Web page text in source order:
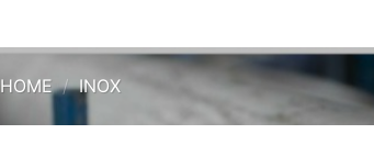
HOME / INOX